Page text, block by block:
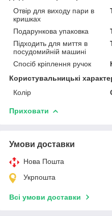
Отвір для виходу пари в
кришках
Подарункова упаковка
Підходить для миття в
посудомийній машині
Спосіб кріплення ручок
Користувальницькі
Колір
Приховати
Умови доставки
Нова Пошта
Укрпошта
Всі умови доставки